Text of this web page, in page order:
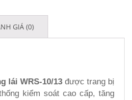
GIÁ (0)
lái WRS-10/13 được trang bị
kiểm soát cao cấp, tăng